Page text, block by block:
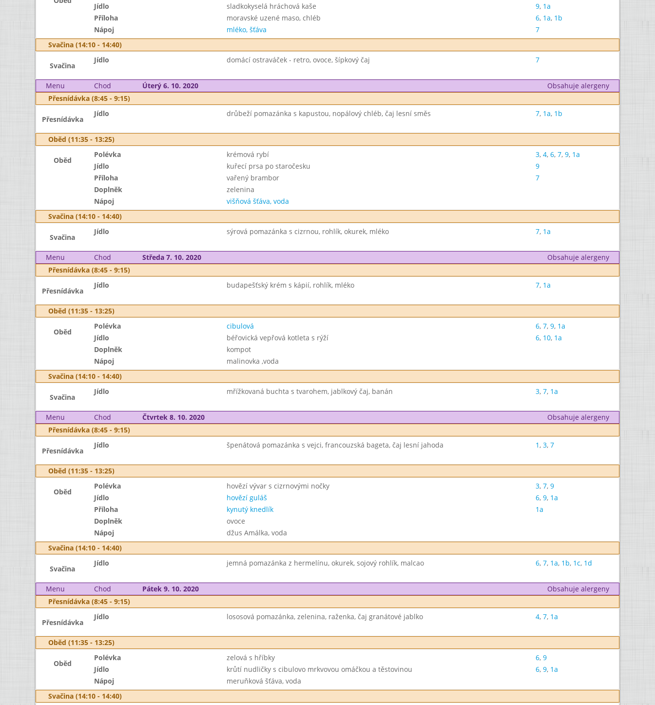
Jídlo
sladkokyselá hráchová kaše 9, 1a
Příloha
moravské uzené maso, chléb 6, 1a, 1b
Nápoj
mléko, šťáva
7
Svačina (14:10 - 14:40)
Svačina
Jídlo domácí ostraváček - retro, ovoce, šípkový čaj 7
Menu Chod Úterý 6. 10. 2020
Obsahuje alergeny
Přesnídávka (8:45 - 9:15)
Přesnídávka
Jídlo drůbeží pomazánka s kapustou, nopálový chléb, čaj lesní směs 7, 1a, 1b
Oběd (11:35 - 13:25)
Oběd
Polévka krémová rybí 3, 4, 6, 7, 9, 1a
Jídlo
kuřecí prsa po staročesku
9
Příloha
vařený brambor
7
Doplněk
zelenina
Nápoj
višňová šťáva, voda
Svačina (14:10 - 14:40)
Svačina
Jídlo sýrová pomazánka s cizrnou, rohlík, okurek, mléko 7, 1a
Menu Chod Středa 7. 10. 2020
Obsahuje alergeny
Přesnídávka (8:45 - 9:15)
Přesnídávka
Jídlo budapešťský krém s kápií, rohlík, mléko 7, 1a
Oběd (11:35 - 13:25)
Oběd
Polévka cibulová 6, 7, 9, 1a
Jídlo
béřovická vepřová kotleta s rýží 6, 10, 1a
Doplněk
kompot
Nápoj
malinovka ,voda
Svačina (14:10 - 14:40)
Svačina
Jídlo mřížkovaná buchta s tvarohem, jablkový čaj, banán 3, 7, 1a
Menu Chod Čtvrtek 8. 10. 2020
Obsahuje alergeny
Přesnídávka (8:45 - 9:15)
Přesnídávka
Jídlo špenátová pomazánka s vejci, francouzská bageta, čaj lesní jahoda 1, 3, 7
Oběd (11:35 - 13:25)
Oběd
Polévka hovězí vývar s cizrnovými nočky 3, 7, 9
Jídlo
hovězí guláš 6, 9, 1a
Příloha
kynutý knedlík
1a
Doplněk
ovoce
Nápoj
džus Amálka, voda
Svačina (14:10 - 14:40)
Svačina
Jídlo jemná pomazánka z hermelínu, okurek, sojový rohlík, malcao 6, 7, 1a, 1b, 1c, 1d
Menu Chod Pátek 9. 10. 2020
Obsahuje alergeny
Přesnídávka (8:45 - 9:15)
Přesnídávka
Jídlo lososová pomazánka, zelenina, raženka, čaj granátové jablko 4, 7, 1a
Oběd (11:35 - 13:25)
Oběd
Polévka zelová s hříbky 6, 9
Jídlo
krůtí nudličky s cibulovo mrkvovou omáčkou a těstovinou 6, 9, 1a
Nápoj
meruňková šťáva, voda
Svačina (14:10 - 14:40)